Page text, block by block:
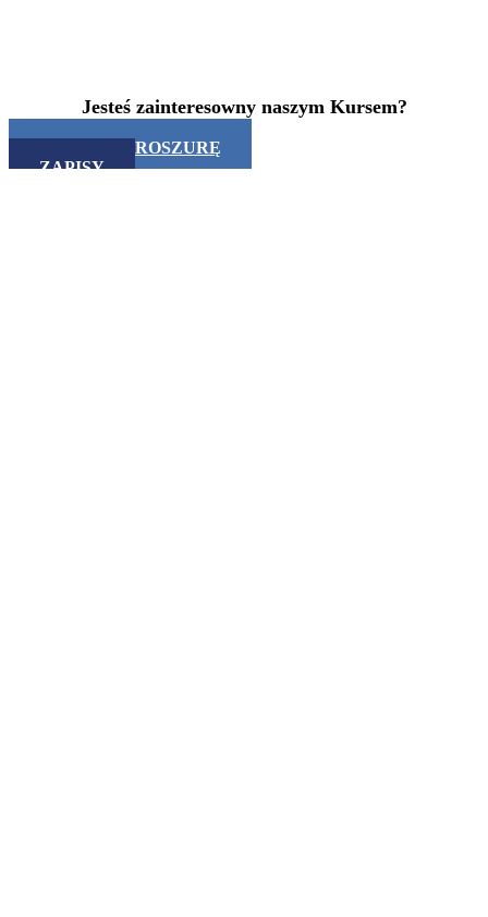
Jesteś zainteresowny naszym Kursem?
POBIERZ BROSZURĘ
ZAPISY